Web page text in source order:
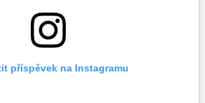
příspěvek na Instagramu